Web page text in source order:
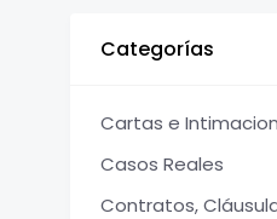
Categorías
Cartas e
Casos Reales
Contratos,